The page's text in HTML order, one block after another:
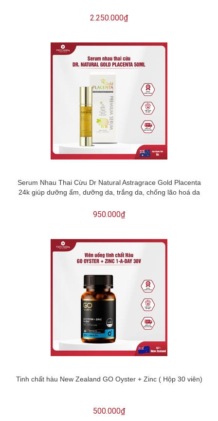
2.250.000₫
Serum Nhau Thai Cừu Dr Natural Astragrace Gold Placenta
24k giúp dưỡng ẩm, dưỡng da, trắng da, chống lão hoá da
950.000₫
Tinh chất hàu New Zealand GO Oyster + Zinc ( Hộp 30 viên)
500.000₫